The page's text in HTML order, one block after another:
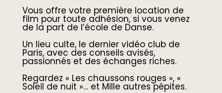
Vous offre votre première location de
film pour toute adhésion, si vous venez
de la part de l’école de Danse.
Un lieu culte, le dernier vidéo club de
Paris, avec des conseils avisés,
passionnés et des échanges riches.
Regardez « Les chaussons rouges », «
Soleil de nuit »… et Mille autres pépites.